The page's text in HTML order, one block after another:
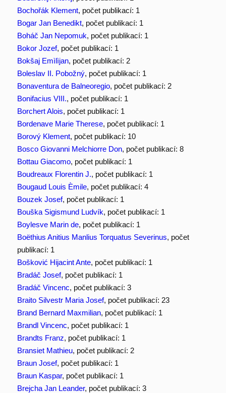
Bochořák Klement, počet publikací: 1
Bogar Jan Benedikt, počet publikací: 1
Boháč Jan Nepomuk, počet publikací: 1
Bokor Jozef, počet publikací: 1
Bokšaj Emìlìjan, počet publikací: 2
Boleslav II. Pobožný, počet publikací: 1
Bonaventura de Balneoregio, počet publikací: 2
Bonifacius VIII., počet publikací: 1
Borchert Alois, počet publikací: 1
Bordenave Marie Therese, počet publikací: 1
Borový Klement, počet publikací: 10
Bosco Giovanni Melchiorre Don, počet publikací: 8
Bottau Giacomo, počet publikací: 1
Boudreaux Florentin J., počet publikací: 1
Bougaud Louis Èmile, počet publikací: 4
Bouzek Josef, počet publikací: 1
Bouška Sigismund Ludvík, počet publikací: 1
Boylesve Marin de, počet publikací: 1
Boëthius Anitius Manlius Torquatus Severinus, počet
publikací: 1
Bošković Hijacint Ante, počet publikací: 1
Bradáč Josef, počet publikací: 1
Bradáč Vincenc, počet publikací: 3
Braito Silvestr Maria Josef, počet publikací: 23
Brand Bernard Maxmilian, počet publikací: 1
Brandl Vincenc, počet publikací: 1
Brandts Franz, počet publikací: 1
Bransiet Mathieu, počet publikací: 2
Braun Josef, počet publikací: 1
Braun Kaspar, počet publikací: 1
Brejcha Jan Leander, počet publikací: 3